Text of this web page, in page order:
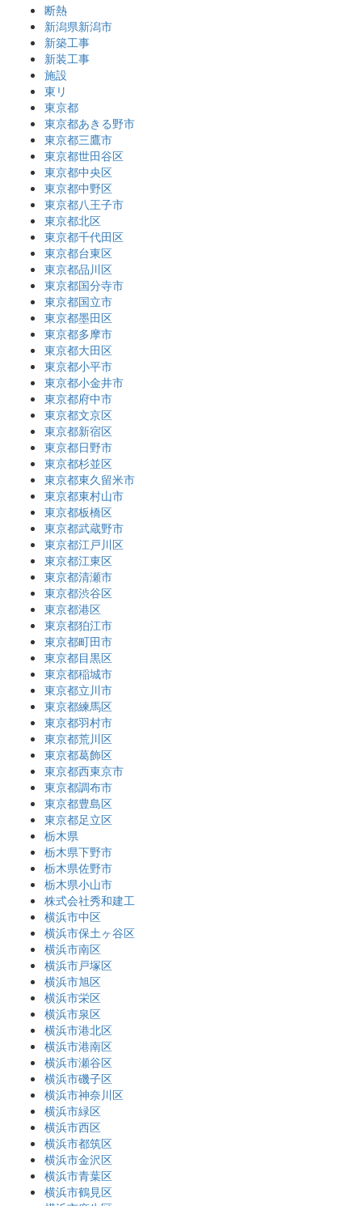
断熱
新潟県新潟市
新築工事
新装工事
施設
東リ
東京都
東京都あきる野市
東京都三鷹市
東京都世田谷区
東京都中央区
東京都中野区
東京都八王子市
東京都北区
東京都千代田区
東京都台東区
東京都品川区
東京都国分寺市
東京都国立市
東京都墨田区
東京都多摩市
東京都大田区
東京都小平市
東京都小金井市
東京都府中市
東京都文京区
東京都新宿区
東京都日野市
東京都杉並区
東京都東久留米市
東京都東村山市
東京都板橋区
東京都武蔵野市
東京都江戸川区
東京都江東区
東京都清瀬市
東京都渋谷区
東京都港区
東京都狛江市
東京都町田市
東京都目黒区
東京都稲城市
東京都立川市
東京都練馬区
東京都羽村市
東京都荒川区
東京都葛飾区
東京都西東京市
東京都調布市
東京都豊島区
東京都足立区
栃木県
栃木県下野市
栃木県佐野市
栃木県小山市
株式会社秀和建工
横浜市中区
横浜市保土ヶ谷区
横浜市南区
横浜市戸塚区
横浜市旭区
横浜市栄区
横浜市泉区
横浜市港北区
横浜市港南区
横浜市瀬谷区
横浜市磯子区
横浜市神奈川区
横浜市緑区
横浜市西区
横浜市都筑区
横浜市金沢区
横浜市青葉区
横浜市鶴見区